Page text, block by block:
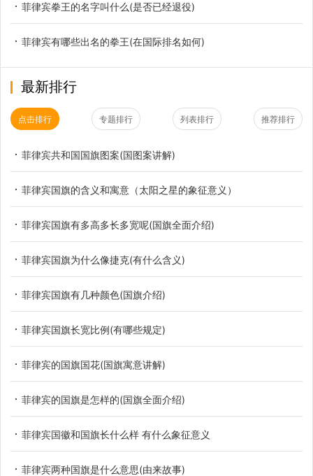
菲律宾拳王的名字叫什么(是否已经退役)
菲律宾有哪些出名的拳王(在国际排名如何)
最新排行
点击排行 专题排行 列表排行 推荐排行
菲律宾共和国国旗图案(国图案讲解)
菲律宾国旗的含义和寓意（太阳之星的象征意义）
菲律宾国旗有多高多长多宽呢(国旗全面介绍)
菲律宾国旗为什么像捷克(有什么含义)
菲律宾国旗有几种颜色(国旗介绍)
菲律宾国旗长宽比例(有哪些规定)
菲律宾的国旗国花(国旗寓意讲解)
菲律宾的国旗是怎样的(国旗全面介绍)
菲律宾国徽和国旗长什么样 有什么象征意义
菲律宾两种国旗是什么意思(由来故事)